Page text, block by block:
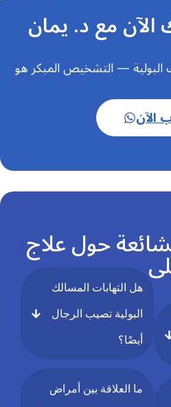
مع د. يمان
البولية — التشخيص المبكر هو
الآن
حول علاج
هل التهابات المسالك
البولية تصيب الرجال
أيضًا؟
ما العلاقة بين أمراض